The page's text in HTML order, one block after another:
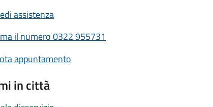
assistenza
il numero 0322 955731
appuntamento
in città